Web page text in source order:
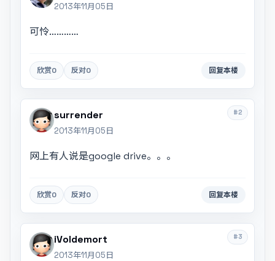
2013年11月05日
可怜…………
欣赏0 反对0 回复本楼
#2
surrender
2013年11月05日
网上有人说是google drive。。。
欣赏0 反对0 回复本楼
#3
iVoldemort
2013年11月05日